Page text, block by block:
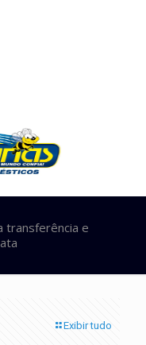
transferência e
Exibir tudo